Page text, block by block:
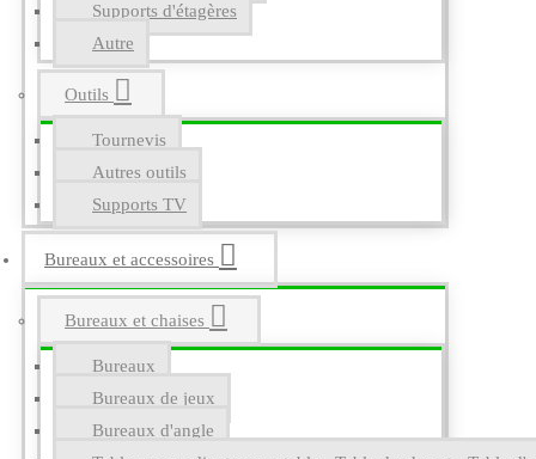
Supports d'étagères
Autre
Outils
Tournevis
Autres outils
Supports TV
Bureaux et accessoires
Bureaux et chaises
Bureaux
Bureaux de jeux
Bureaux d'angle